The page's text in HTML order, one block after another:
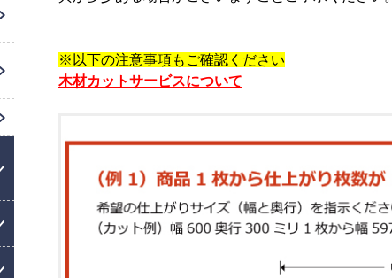
※以下の注意事項もご確認ください
木材カットサービスについて